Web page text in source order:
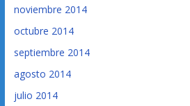
noviembre 2014
octubre 2014
septiembre 2014
agosto 2014
julio 2014